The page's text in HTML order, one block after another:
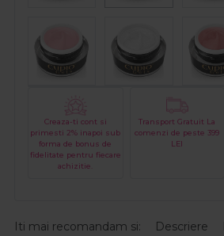
Creaza-ti cont si
primesti 2% inapoi sub
forma de bonus de
fidelitate pentru fiecare
achizitie.
Transport Gratuit La
comenzi de peste 399
LEI
Iti mai recomandam si: Descriere